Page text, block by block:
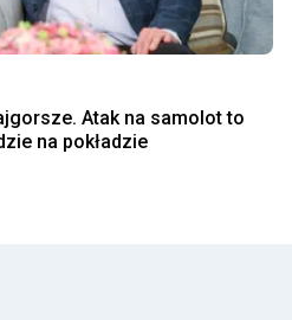
Atak na samolot to
na pokładzie